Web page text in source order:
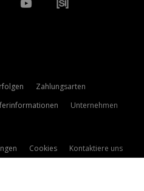
Zahlungsarten
Unternehmen
Cookies
Kontaktiere uns